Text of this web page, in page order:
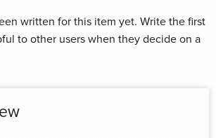
Verwandten die schottischen
Steinestoßen und
written for this item yet. Write the first
to other users when they decide on a